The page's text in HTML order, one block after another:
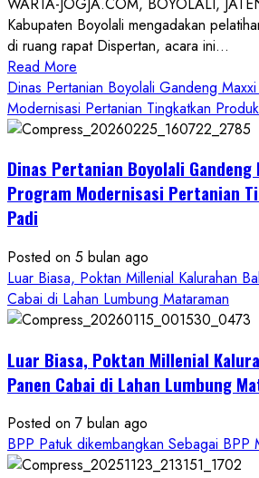
Kabupaten Boyolali mengadakan
di ruang rapat Dispertan, acara ini...
Read More
more
about
Dinas
Boyolali
Gelar
Singkong
Wujudkan
Ketahanan
Pangan
Petani
Dinas Pertanian Boyolali Gandeng
Modernisasi Pertanian Tingkatkan
Dinas Pertanian Boyolali Gandeng
Program Modernisasi Pertanian
Padi
Posted on 5 bulan ago
Luar Biasa, Poktan Millenial Kalurahan
Cabai di Lahan Lumbung Mataraman
Luar Biasa, Poktan Millenial
Panen Cabai di Lahan Lumbung
Posted on 7 bulan ago
BPP Patuk dikembangkan Sebagai